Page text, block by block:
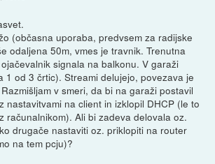
(občasna uporaba, predvsem za radijske
odaljena 50m, vmes je travnik. Trenutna
signala na balkonu. V garaži
1 od 3 črtic). Streami delujejo, povezava je
v smeri, da bi na garaži postavil
z nastavitvami na client in izklopil DHCP (le to
računalnikom). Ali bi zadeva delovala oz.
drugače nastaviti oz. priklopiti na router
na tem pcju)?